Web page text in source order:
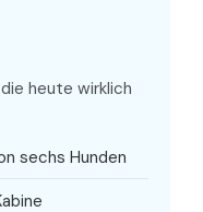
heute wirklich
sechs Hunden